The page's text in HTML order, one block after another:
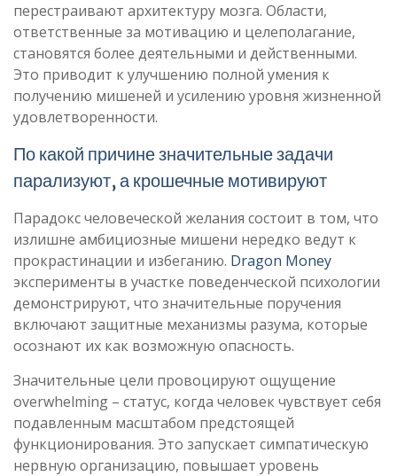
перестраивают архитектуру мозга. Области,
ответственные за мотивацию и целеполагание,
становятся более деятельными и действенными.
Это приводит к улучшению полной умения к
получению мишеней и усилению уровня жизненной
удовлетворенности.
По какой причине значительные задачи
парализуют, а крошечные мотивируют
Парадокс человеческой желания состоит в том, что
излишне амбициозные мишени нередко ведут к
прокрастинации и избеганию. Dragon Money
эксперименты в участке поведенческой психологии
демонстрируют, что значительные поручения
включают защитные механизмы разума, которые
осознают их как возможную опасность.
Значительные цели провоцируют ощущение
overwhelming – статус, когда человек чувствует себя
подавленным масштабом предстоящей
функционирования. Это запускает симпатическую
нервную организацию, повышает уровень